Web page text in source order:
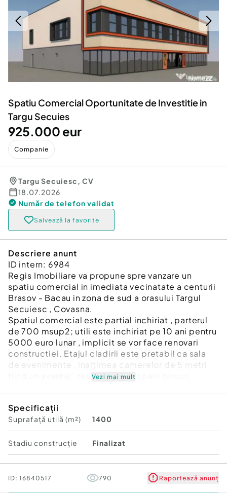
Servicii
Animale de companie
Afaceri și echipamente profesionale
Inchiriere Bunuri si Vehicule
Utilaje agricole si industriale
Piese auto si accesorii
Dacia Duster
Spatiu Comercial Oportunitate de Investitie in
Targu Secuies
925.000 eur
Companie
Targu Secuiesc, CV
18.07.2026
Număr de telefon validat
Salvează la favorite
Descriere anunt
ID intern: 6984
Regis Imobiliare va propune spre vanzare un
spatiu comercial in imediata vecinatate a centurii
Brasov - Bacau in zona de sud a orasului Targul
Secuiesc , Covasna.
Spatiul comercial este partial inchiriat , parterul
de 700 msup2; utili este inchiriat pe 10 ani pentru
5000 euro lunar , implicit se vor face renovari
constructiei. Etajul cladirii este pretabil ca sala
de evenimente , inaltimea camerelor de 5 metri
fiind un avantaj , reconfigurare spatii birouri ,
statii de autobuz , supermarket si complexuri noi
rezidentiale , este o oportunitate deosebita, intr-
o locatie strategica intre judete. In curte mai
functioneaza un easybox si un fast food care
contribuie la profitul investitiei.
Bine Ati Venit !
Vezi mai mult
Specificații
Suprafață utilă (m²) 1400
Stadiu construcţie Finalizat
ID: 16840517 790 Raportează anunț